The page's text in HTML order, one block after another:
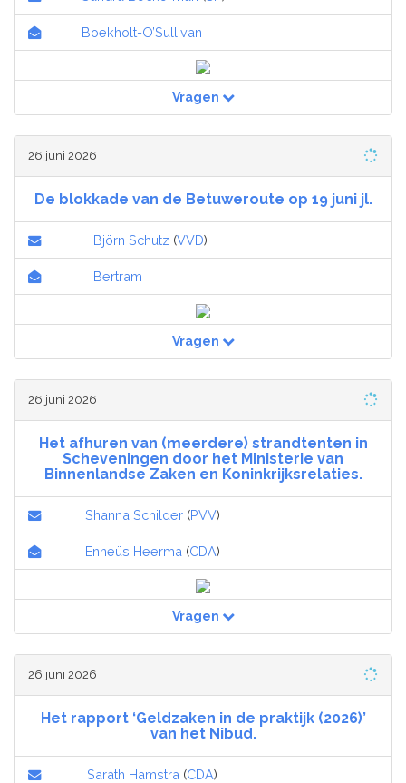
Boekholt-O’Sullivan
Vragen
26 juni 2026
De blokkade van de Betuweroute op 19 juni jl.
Björn Schutz (VVD)
Bertram
Vragen
26 juni 2026
Het afhuren van (meerdere) strandtenten in
Scheveningen door het Ministerie van
Binnenlandse Zaken en Koninkrijksrelaties.
Shanna Schilder (PVV)
Enneüs Heerma (CDA)
Vragen
26 juni 2026
Het rapport ‘Geldzaken in de praktijk (2026)’
van het Nibud.
Sarath Hamstra (CDA)